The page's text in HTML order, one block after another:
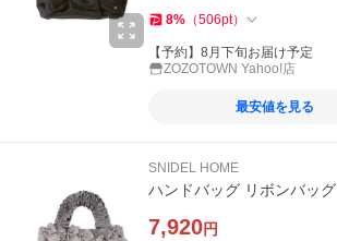
8% （506pt）
【予約】8月下旬お届け予定
ZOZOTOWN Yahoo!店
最安値を見る
SNIDEL HOME
ハンドバッグ リボンバッグ
7,920円